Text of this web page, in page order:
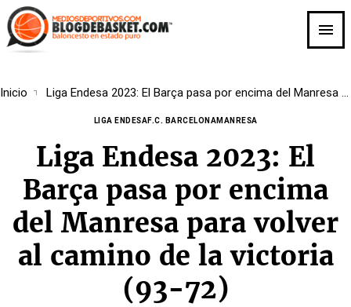
Skip
to
main
Breadcrumb
Inicio Liga Endesa 2023: El Barça pasa por encima del Manresa para volver al camino de la victoria (93-72)
LIGA ENDESAF.C. BARCELONAMANRESA
Liga Endesa 2023: El
Barça pasa por encima
del Manresa para volver
al camino de la victoria
(93-72)